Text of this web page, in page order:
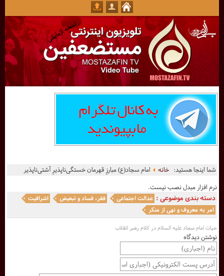
شما اینجا هستید:خانه
امام سجاد(ع) مبارزِ قهرمان خستگى‌ناپذیرِ آشتى‌ناپذیر
نرم افزار مبدل نصب نیست.
دسته بندی موضوعی : عدالت اجتماعی فقر، فساد و تبعیض
اشرافیت
امر به معروف و نهی از منکر
حيات امام سجاد علیه السلام در كلام رهبر انقلاب
نوشتن دیدگاه